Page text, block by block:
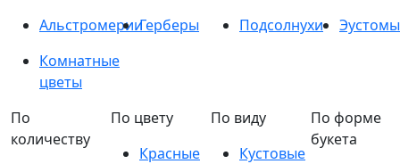
АльстромерииГерберы Подсолнухи
Эустомы
Комнатные
цветы
По
количеству
По цвету
Красные
По виду
Кустовые
По форме
букета